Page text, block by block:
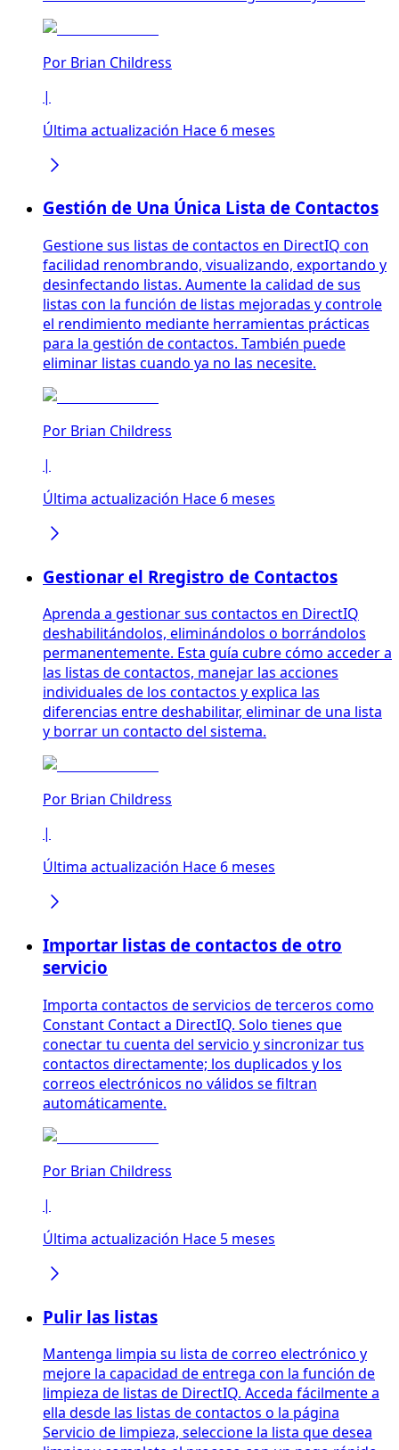
Por Brian Childress
|
Última actualización Hace 6 meses
Gestión de Una Única Lista de Contactos
Gestione sus listas de contactos en DirectIQ con
facilidad renombrando, visualizando, exportando y
desinfectando listas. Aumente la calidad de sus
listas con la función de listas mejoradas y controle
el rendimiento mediante herramientas prácticas
para la gestión de contactos. También puede
eliminar listas cuando ya no las necesite.
Por Brian Childress
|
Última actualización Hace 6 meses
Gestionar el Rregistro de Contactos
Aprenda a gestionar sus contactos en DirectIQ
deshabilitándolos, eliminándolos o borrándolos
permanentemente. Esta guía cubre cómo acceder a
las listas de contactos, manejar las acciones
individuales de los contactos y explica las
diferencias entre deshabilitar, eliminar de una lista
y borrar un contacto del sistema.
Por Brian Childress
|
Última actualización Hace 6 meses
Importar listas de contactos de otro
servicio
Importa contactos de servicios de terceros como
Constant Contact a DirectIQ. Solo tienes que
conectar tu cuenta del servicio y sincronizar tus
contactos directamente; los duplicados y los
correos electrónicos no válidos se filtran
automáticamente.
Por Brian Childress
|
Última actualización Hace 5 meses
Pulir las listas
Mantenga limpia su lista de correo electrónico y
mejore la capacidad de entrega con la función de
limpieza de listas de DirectIQ. Acceda fácilmente a
ella desde las listas de contactos o la página
Servicio de limpieza, seleccione la lista que desea